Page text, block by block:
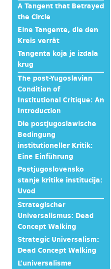
A Tangent that Betrayed
the Circle
Eine Tangente, die den
Kreis verrät
Tangenta koja je izdala
krug
The post-Yugoslavian
Condition of
Institutional Critique: An
Introduction
Die postjugoslawische
Bedingung
institutioneller Kritik:
Eine Einführung
Postjugoslovensko
stanje kritike institucija:
Uvod
Strategischer
Universalismus: Dead
Concept Walking
Strategic Universalism:
Dead Concept Walking
L’universalisme